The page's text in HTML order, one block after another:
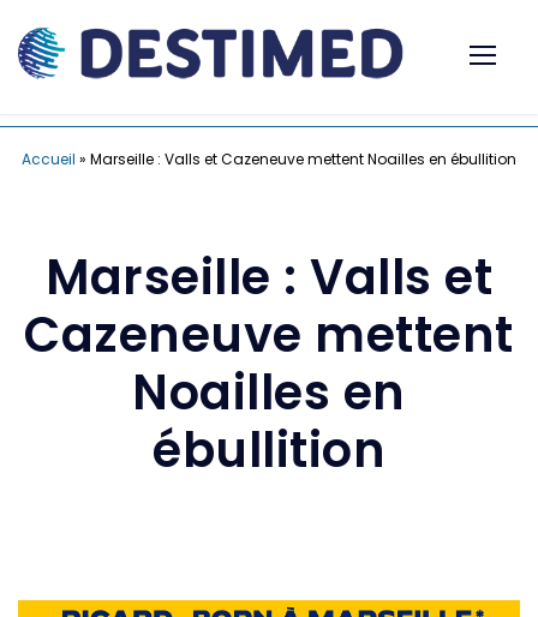
Accueil » Marseille : Valls et Cazeneuve mettent Noailles en ébullition
Marseille : Valls et
Cazeneuve mettent
Noailles en
ébullition